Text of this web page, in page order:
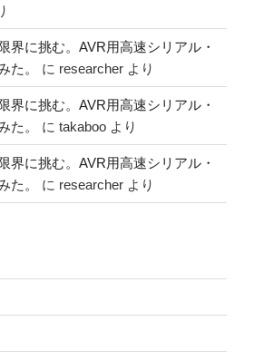
界に挑む。AVR用高速シリアル・
た。
に researcher より
界に挑む。AVR用高速シリアル・
た。
に takaboo より
界に挑む。AVR用高速シリアル・
た。
に researcher より